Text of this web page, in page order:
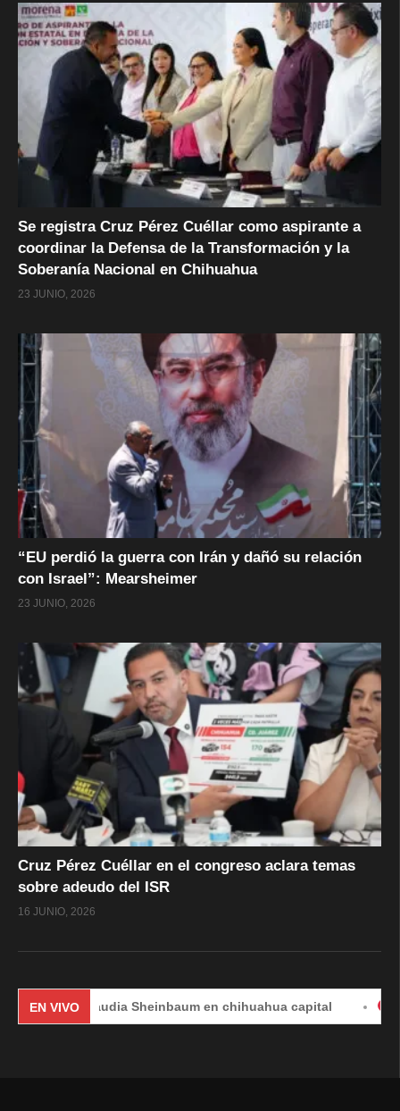
Se registra Cruz Pérez Cuéllar como aspirante a
coordinar la Defensa de la Transformación y la
Soberanía Nacional en Chihuahua
23 JUNIO, 2026
“EU perdió la guerra con Irán y dañó su relación
con Israel”: Mearsheimer
23 JUNIO, 2026
Cruz Pérez Cuéllar en el congreso aclara temas
sobre adeudo del ISR
16 JUNIO, 2026
EN VIVO
Claudia Sheinbaum en chihuahua capital #EnVivo |